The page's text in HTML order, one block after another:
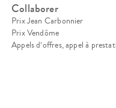
Collaborer
Prix Jean Carbonnier
Prix Vendôme
Appels d’offres, appel à